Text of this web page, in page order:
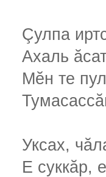
Çулпа
Ахаль
Мĕн те
Уксах,
Е суккăр,